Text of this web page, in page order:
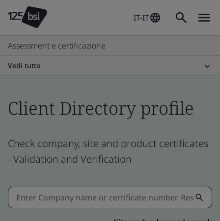
IT-IT
Assessment e certificazione
Vedi tutto
Client Directory profile
Check company, site and product certificates
- Validation and Verification